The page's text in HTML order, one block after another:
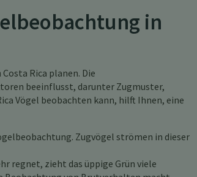
in
Rica planen. Die
beeinflusst, darunter Zugmuster,
Vögel beobachten kann, hilft Ihnen, eine
Zugvögel strömen in dieser
regnet, zieht das üppige Grün viele